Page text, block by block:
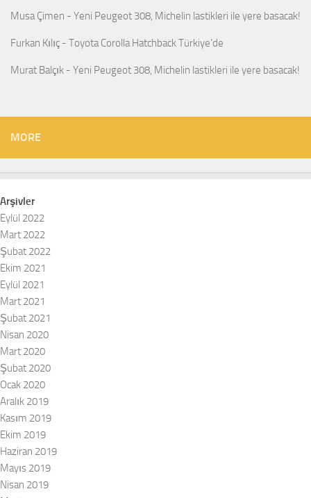
Musa Çimen - Yeni Peugeot 308, Michelin lastikleri ile yere basacak!
Furkan Kılıç - Toyota Corolla Hatchback Türkiye’de
Murat Balçık - Yeni Peugeot 308, Michelin lastikleri ile yere basacak!
MORE
Arşivler
Eylül 2022
Mart 2022
Şubat 2022
Ekim 2021
Eylül 2021
Mart 2021
Şubat 2021
Nisan 2020
Mart 2020
Şubat 2020
Ocak 2020
Aralık 2019
Kasım 2019
Ekim 2019
Haziran 2019
Mayıs 2019
Nisan 2019